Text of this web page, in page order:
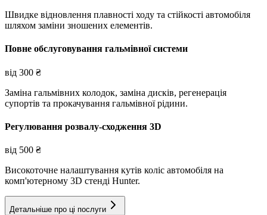
Швидке відновлення плавності ходу та стійкості автомобіля
шляхом заміни зношених елементів.
Повне обслуговування гальмівної системи
від 300 ₴
Заміна гальмівних колодок, заміна дисків, регенерація
супортів та прокачування гальмівної рідини.
Регулювання розвалу-сходження 3D
від 500 ₴
Високоточне налаштування кутів коліс автомобіля на
комп'ютерному 3D стенді Hunter.
Детальніше про ці послуги